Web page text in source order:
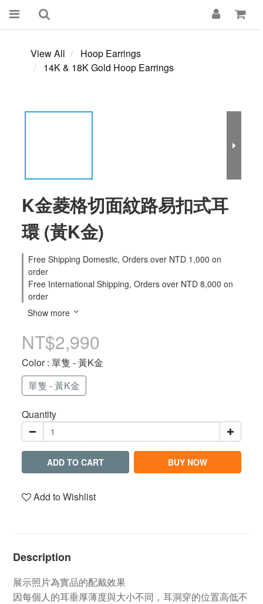
View All
Hoop Earrings
14K & 18K Gold Hoop Earrings
K金菱格切面紋路易扣式耳
環 (黃K金)
Free Shipping Domestic, Orders over NTD 1,000 on
order
Free International Shipping, Orders over NTD 8,000 on
order
Show more
NT$2,990
Color: 單隻 - 黃K金
單隻 - 黃K金
Quantity
ADD TO CART BUY NOW
Add to Wishlist
Description
展示照片為實品的配戴效果
因每個人的耳垂厚薄度與大小不同，耳洞穿的位置高低不